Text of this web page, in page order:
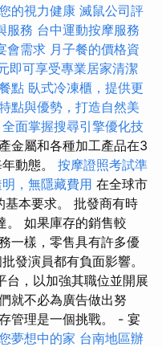
的視力健康 滅鼠公司評
服務 台中運動按摩服務
會需求 月子餐的價格資
即可享受專業居家清潔
點 臥式冷凍櫃，提供更
點與優勢，打造自然美
全面掌握搜尋引擎優化技
金屬和各種加工產品在3
動態。 按摩證照考試準
，無隱藏費用 在全球市
基本要求。 批發商有時
。 如果庫存的銷售較
一樣，零售具有許多優
發演員都有負面影響。
台，以加強其職位並開展
就不必為廣告做出努
管理是一個挑戰。 - 宴
夢想中的家 台南地區辦